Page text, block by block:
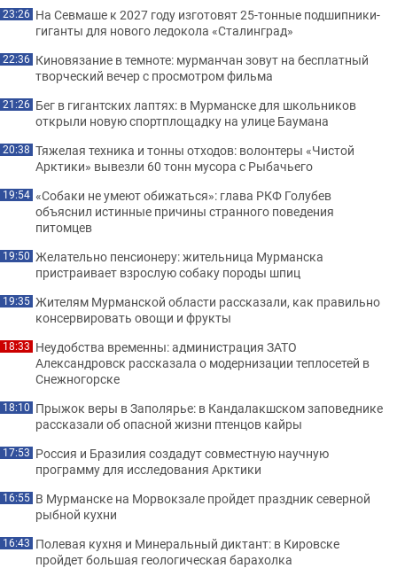
23:26 На Севмаше к 2027 году изготовят 25-тонные подшипники-
гиганты для нового ледокола «Сталинград»
22:36 Киновязание в темноте: мурманчан зовут на бесплатный
творческий вечер с просмотром фильма
21:26 Бег в гигантских лаптях: в Мурманске для школьников
открыли новую спортплощадку на улице Баумана
20:38 Тяжелая техника и тонны отходов: волонтеры «Чистой
Арктики» вывезли 60 тонн мусора с Рыбачьего
19:54 «Собаки не умеют обижаться»: глава РКФ Голубев
объяснил истинные причины странного поведения
питомцев
19:50 Желательно пенсионеру: жительница Мурманска
пристраивает взрослую собаку породы шпиц
19:35 Жителям Мурманской области рассказали, как правильно
консервировать овощи и фрукты
18:33 Неудобства временны: администрация ЗАТО
Александровск рассказала о модернизации теплосетей в
Снежногорске
18:10 Прыжок веры в Заполярье: в Кандалакшском заповеднике
рассказали об опасной жизни птенцов кайры
17:53 Россия и Бразилия создадут совместную научную
программу для исследования Арктики
16:55 В Мурманске на Морвокзале пройдет праздник северной
рыбной кухни
16:43 Полевая кухня и Минеральный диктант: в Кировске
пройдет большая геологическая барахолка